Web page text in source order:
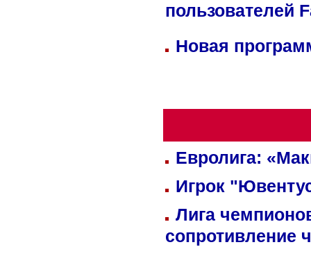
пользователей
Новая
Евролига:
Игрок
Лига
сопротивление